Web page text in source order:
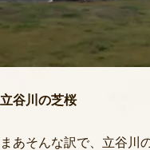
立谷川の芝桜
まあそんな訳で、立谷川